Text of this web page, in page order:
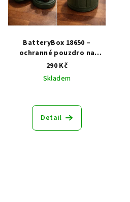
BatteryBox 18650 –
ochranné pouzdro na
baterie
290 Kč
Skladem
Detail